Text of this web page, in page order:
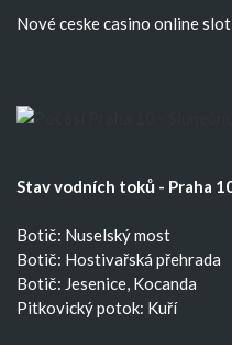
Nové ceske casino online
Stav vodních toků - Praha
Botič: Nuselský most
Botič: Hostivařská přehrada
Botič: Jesenice, Kocanda
Pitkovický potok: Kuří